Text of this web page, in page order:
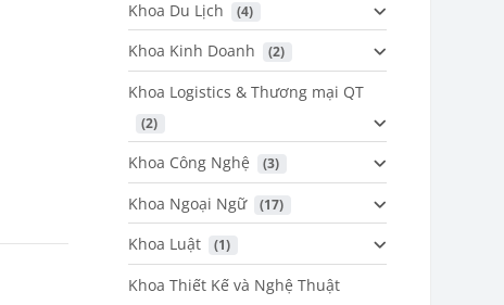
Khoa Du Lịch (4)
Khoa Kinh Doanh (2)
Khoa Logistics & Thương mại QT
(2)
Khoa Công Nghệ (3)
Khoa Ngoại Ngữ (17)
Khoa Luật (1)
Khoa Thiết Kế và Nghệ Thuật